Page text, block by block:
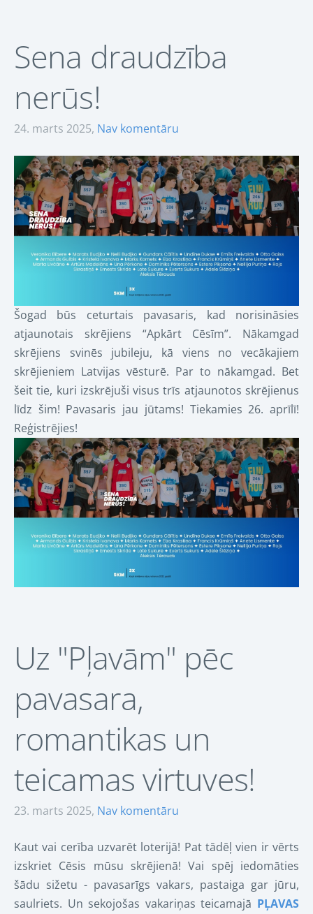
Sena draudzība
nerūs!
24. marts 2025, Nav komentāru
Šogad būs ceturtais pavasaris, kad norisināsies
atjaunotais skrējiens “Apkārt Cēsīm”. Nākamgad
skrējiens svinēs jubileju, kā viens no vecākajiem
skrējieniem Latvijas vēsturē. Par to nākamgad. Bet
šeit tie, kuri izskrējuši visus trīs atjaunotos skrējienus
līdz šim! Pavasaris jau jūtams! Tiekamies 26. aprīlī!
Reģistrējies!
Uz "Pļavām" pēc
pavasara,
romantikas un
teicamas virtuves!
23. marts 2025, Nav komentāru
Kaut vai cerība uzvarēt loterijā! Pat tādēļ vien ir vērts
izskriet Cēsis mūsu skrējienā! Vai spēj iedomāties
šādu sižetu - pavasarīgs vakars, pastaiga gar jūru,
saulriets. Un sekojošas vakariņas teicamajā PĻAVAS